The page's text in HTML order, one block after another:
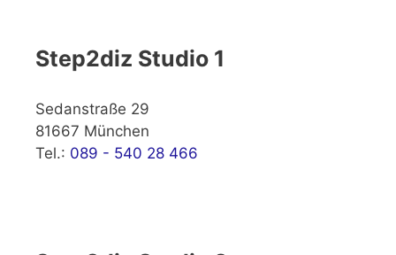
Step2diz Studio 1
Sedanstraße 29
81667 München
Tel.: 089 - 540 28 466